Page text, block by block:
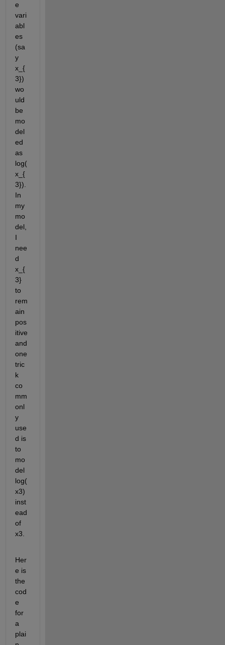
e
vari
abl
es
(sa
y
x_{
3})
wo
uld
be
mo
del
ed
as
log(
x_{
3}).
In
my
mo
del,
I
nee
d
x_{
3}
to
rem
ain
pos
itive
and
one
tric
k
co
mm
onl
y
use
d is
to
mo
del
log(
x3)
inst
ead
of
x3.
Her
e is
the
cod
e
for
a
plai